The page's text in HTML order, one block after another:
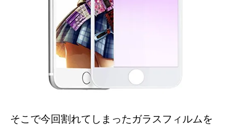
そこで今回割れてしまったガラスフィルムを